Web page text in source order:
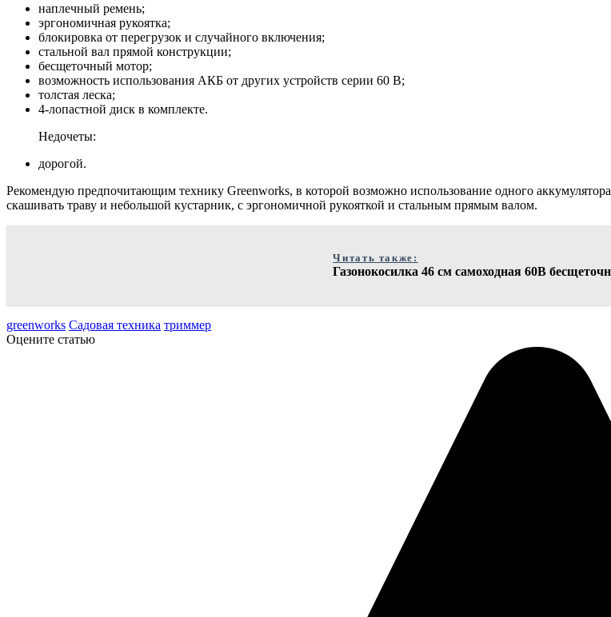
наплечный ремень;
эргономичная рукоятка;
блокировка от перегрузок и случайного включения;
стальной вал прямой конструкции;
бесщеточный мотор;
возможность использования АКБ от других устройств серии 60 В;
толстая леска;
4-лопастной диск в комплекте.
Недочеты:
дорогой.
Рекомендую предпочитающим технику Greenworks, в которой возможно использование одного
скашивать траву и небольшой кустарник, с эргономичной рукояткой и стальным прямым валом.
Читать также:
Газонокосилка 46 см самоходная 60В
greenworks Садовая техника триммер
Оцените статью